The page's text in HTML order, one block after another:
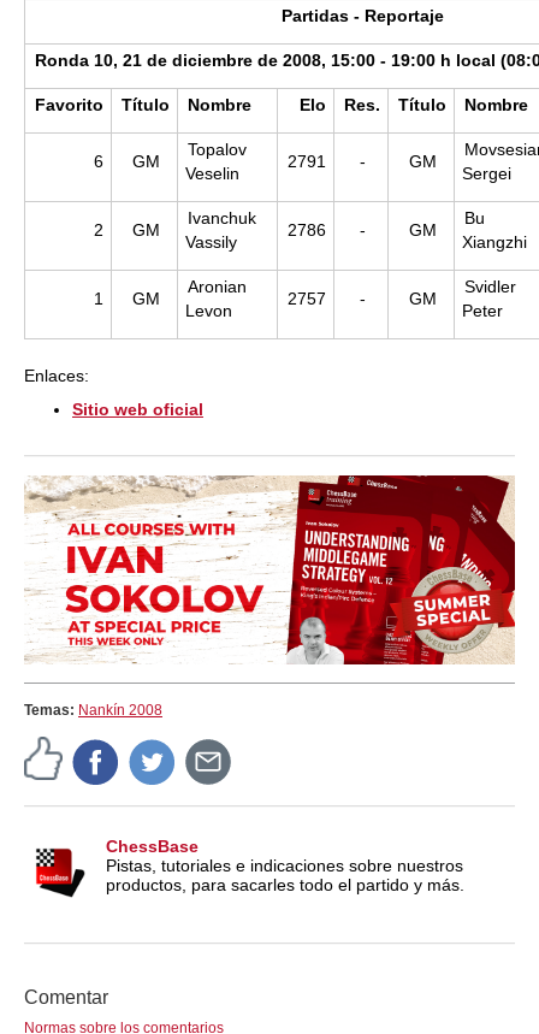
Partidas - Reportaje
Ronda 10, 21 de diciembre de 2008, 15:00 - 19:00 h local
Favorito Título Nombre Elo Res. Título Nombre
6 GM
Topalov
Veselin
2791 - GM
Sergei
2 GM
Ivanchuk
Vassily
2786 - GM
Bu
Xiangzhi
1 GM
Aronian
Levon
2757 - GM
Svidler
Peter
Enlaces:
Sitio web oficial
Temas: Nankín 2008
ChessBase
Pistas, tutoriales e indicaciones sobre nuestros
productos, para sacarles todo el partido y más.
Comentar
Normas sobre los comentarios